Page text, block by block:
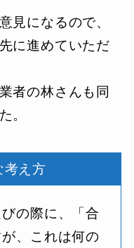
見になるので、
に進めていただ
者の林さんも同
。
考え方
の際に、「合
、これは何の